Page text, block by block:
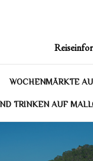
WOCHENMÄRKTE
TRINKEN AUF